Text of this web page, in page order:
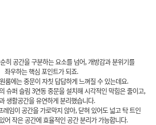
히 공간을 구분하는 요소를 넘어, 개방감과 분위기를
좌우하는 핵심 포인트가 되죠.
룸에는 중문이 자칫 답답하게 느껴질 수 있는데요.
슈퍼 슬림 3연동 중문을 설치해 시각적인 막힘은 줄이고,
생활공간을 유연하게 분리했습니다.
레임이 공간을 가로막지 않아, 닫혀 있어도 넓고 탁 트인
어 작은 공간에 효율적인 공간 분리가 가능합니다.